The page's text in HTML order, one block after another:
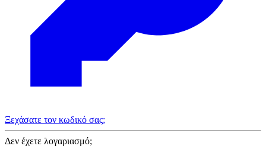
Ξεχάσατε τον κωδικό σας;
Δεν έχετε λογαριασμό;